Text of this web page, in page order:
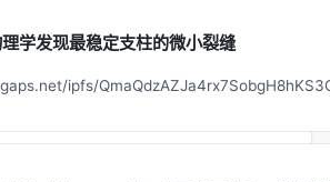
、MRR、Recall@k、Hit@k、人
功率、延迟与 token 成本；
、稠密检索、交叉编码器重排、
业搜索 API；
块（检索步数、重排深度、训练数
质量的贡献。
学发现最稳定支柱的微小裂缝
ipfs/
## 一…